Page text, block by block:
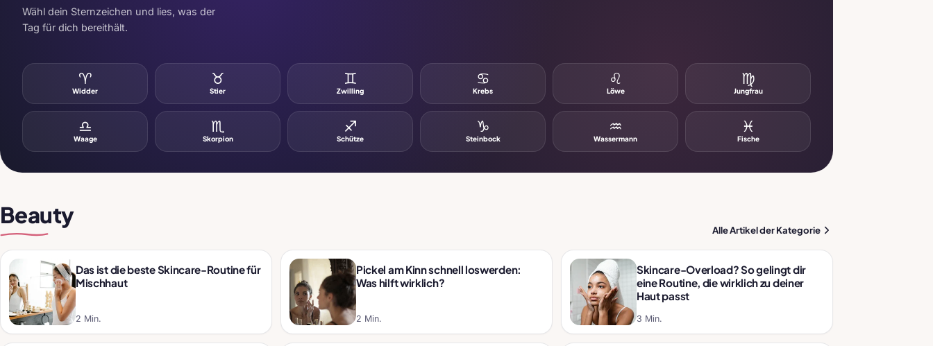
Wähl dein Sternzeichen und lies, was der
Tag für dich bereithält.
♈
Widder
♉
Stier
♊
Zwilling
♋
Krebs
♌
Löwe
♍
Jungfrau
♎
Waage
♏
Skorpion
♐
Schütze
♑
Steinbock
♒
Wassermann
♓
Fische
Beauty
Alle Artikel der Kategorie
Das ist die beste Skincare-Routine für
Mischhaut
2 Min.
Pickel am Kinn schnell loswerden:
Was hilft wirklich?
2 Min.
Skincare-Overload? So gelingt dir
eine Routine, die wirklich zu deiner
Haut passt
3 Min.